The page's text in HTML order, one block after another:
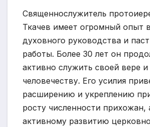
Священнослужитель
Ткачев имеет огромный опыт
духовного руководства и
работы. Более 30 лет он
активно служить своей вере и
человечеству. Его усилия
расширению и укреплению
росту численности прихожан,
активному развитию